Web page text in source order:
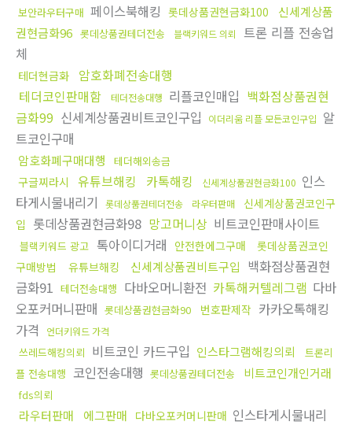
보안라우터구매 페이스북해킹 롯데상품권현금화100
신세계상품
권현금화96 롯데상품권테더전송 블랙키워드 의뢰
트론 리플 전송업
체
테더현금화
암호화폐전송대행
테더코인판매함
테더전송대행 리플코인매입 백화점상품권현
금화99 신세계상품권비트코인구입 이더리움 리플 모든코인구입 알
트코인구매
암호화폐구매대행 테더해외송금
구글찌라시 유튜브해킹 카톡해킹 신세계상품권현금화100 인스
타게시물내리기
롯데상품권테더전송 라우터판매
신세계상품권코인구
입 롯데상품권현금화98 망고머니상 비트코인판매사이트
블랙키워드 광고 톡아이디거래 안전한에그구매
롯데상품권코인
구매방법
유튜브해킹 신세계상품권비트구입
백화점상품권현
금화91 테더전송대행 다바오머니환전 카톡해커텔레그램 다바
오포커머니판매 롯데상품권현금화90 번호판제작 카카오톡해킹
가격
언더키워드 가격
쓰레드해킹의뢰 비트코인 카드구입 인스타그램해킹의뢰
트론리
플 전송대행 코인전송대행 롯데상품권테더전송 비트코인개인거래
fds의뢰
라우터판매 에그판매 다바오포커머니판매 인스타게시물내리